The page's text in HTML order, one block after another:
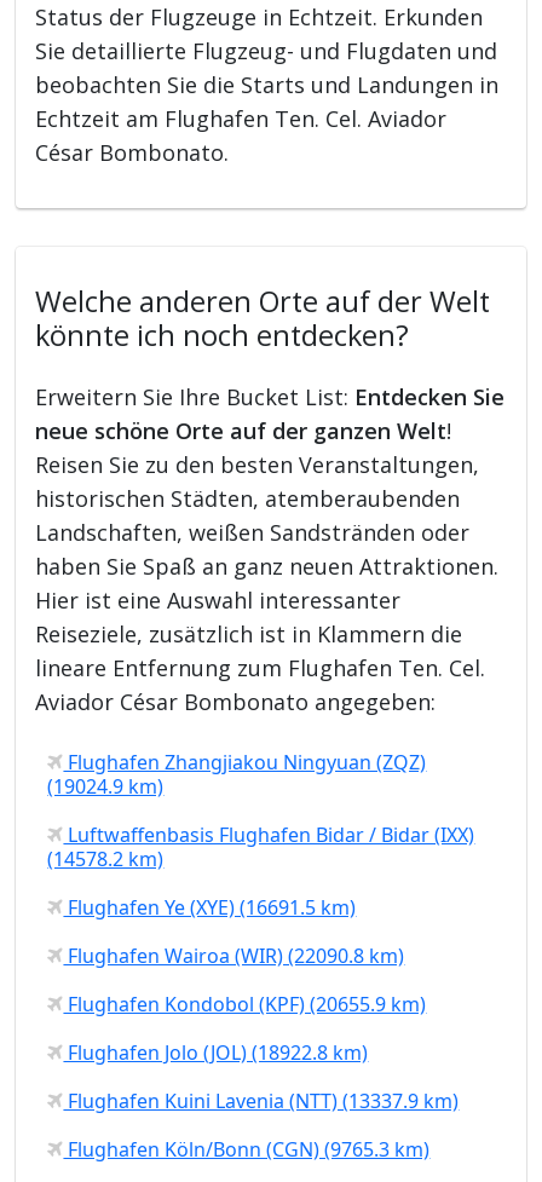
Status der Flugzeuge in Echtzeit. Erkunden
Sie detaillierte Flugzeug- und Flugdaten und
beobachten Sie die Starts und Landungen in
Echtzeit am Flughafen Ten. Cel. Aviador
César Bombonato.
Welche anderen Orte auf der Welt
könnte ich noch entdecken?
Erweitern Sie Ihre Bucket List: Entdecken Sie
neue schöne Orte auf der ganzen Welt!
Reisen Sie zu den besten Veranstaltungen,
historischen Städten, atemberaubenden
Landschaften, weißen Sandstränden oder
haben Sie Spaß an ganz neuen Attraktionen.
Hier ist eine Auswahl interessanter
Reiseziele, zusätzlich ist in Klammern die
lineare Entfernung zum Flughafen Ten. Cel.
Aviador César Bombonato angegeben:
Flughafen Zhangjiakou Ningyuan (ZQZ)
(19024.9 km)
Luftwaffenbasis Flughafen Bidar / Bidar (IXX)
(14578.2 km)
Flughafen Ye (XYE) (16691.5 km)
Flughafen Wairoa (WIR) (22090.8 km)
Flughafen Kondobol (KPF) (20655.9 km)
Flughafen Jolo (JOL) (18922.8 km)
Flughafen Kuini Lavenia (NTT) (13337.9 km)
Flughafen Köln/Bonn (CGN) (9765.3 km)